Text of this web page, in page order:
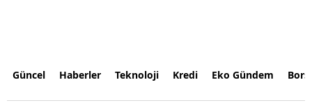
Güncel Haberler Teknoloji Kredi Eko Gündem